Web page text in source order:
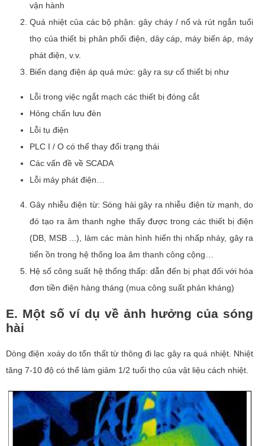
vận hành
Quá nhiệt của các bộ phận: gây cháy / nổ và rút ngắn tuổi
thọ của thiết bị phân phối điện, dây cáp, máy biến áp, máy
phát điện, v.v.
Biến dạng điện áp quá mức: gây ra sự cố thiết bị như
Lỗi trong việc ngắt mạch các thiết bị đóng cắt
Hỏng chấn lưu đèn
Lỗi tụ điện
PLC I / O có thể thay đổi trạng thái
Các vấn đề về SCADA
Lỗi máy phát điện…
Gây nhiễu điện từ: Sóng hài gây ra nhiễu điện từ mạnh, do
đó tạo ra âm thanh nghe thấy được trong các thiết bị điện
(DB, MSB ...), làm các màn hình hiển thị nhấp nháy, gây ra
tiến ồn trong hệ thống loa âm thanh công cộng…
Hệ số công suất hệ thống thấp: dẫn đến bị phạt đối với hóa
đơn tiền điện hàng tháng (mua công suất phản kháng)
E. Một số ví dụ về ảnh hưởng của sóng
hài
Dòng điện xoáy do tổn thất từ thông đi lạc gây ra quá nhiệt. Nhiệt
tăng 7-10 độ có thể làm giảm 1/2 tuổi thọ của vật liệu cách nhiệt.